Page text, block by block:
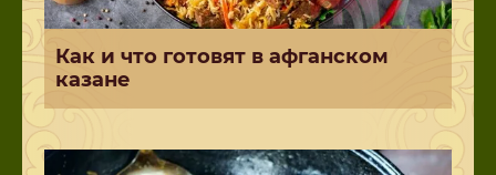
Как и что готовят в афганском
казане